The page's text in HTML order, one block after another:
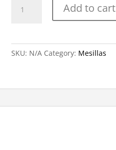
Add to cart
SKU: N/A Category: Mesillas